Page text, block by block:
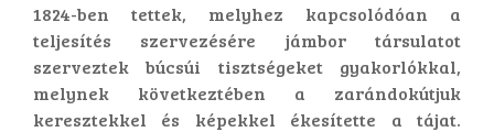
1824-ben tettek, melyhez kapcsolódóan a
teljesítés szervezésére jámbor társulatot
szerveztek búcsúi tisztségeket gyakorlókkal,
melynek következtében a zarándokútjuk
keresztekkel és képekkel ékesítette a tájat.